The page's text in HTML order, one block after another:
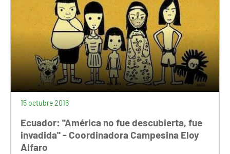
15 octubre 2016
Ecuador: "América no fue descubierta, fue
invadida" - Coordinadora Campesina Eloy
Alfaro